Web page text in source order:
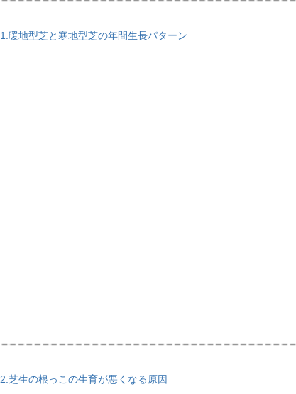
1.暖地型芝と寒地型芝の年間生長パターン
2.芝生の根っこの生育が悪くなる原因